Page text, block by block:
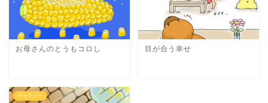
お母さんのとうもコロし 目が合う幸せ
ギャラリー